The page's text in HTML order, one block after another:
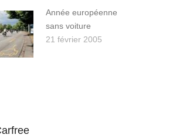
Année européenne
sans voiture
21 février 2005